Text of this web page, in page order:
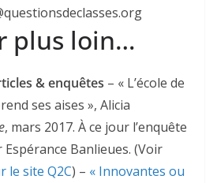
plus loin…
& enquêtes – « L’école de
ses aises », Alicia
, mars 2017. À ce jour l’enquête
Banlieues. (Voir
le site Q2C) – « Innovantes ou